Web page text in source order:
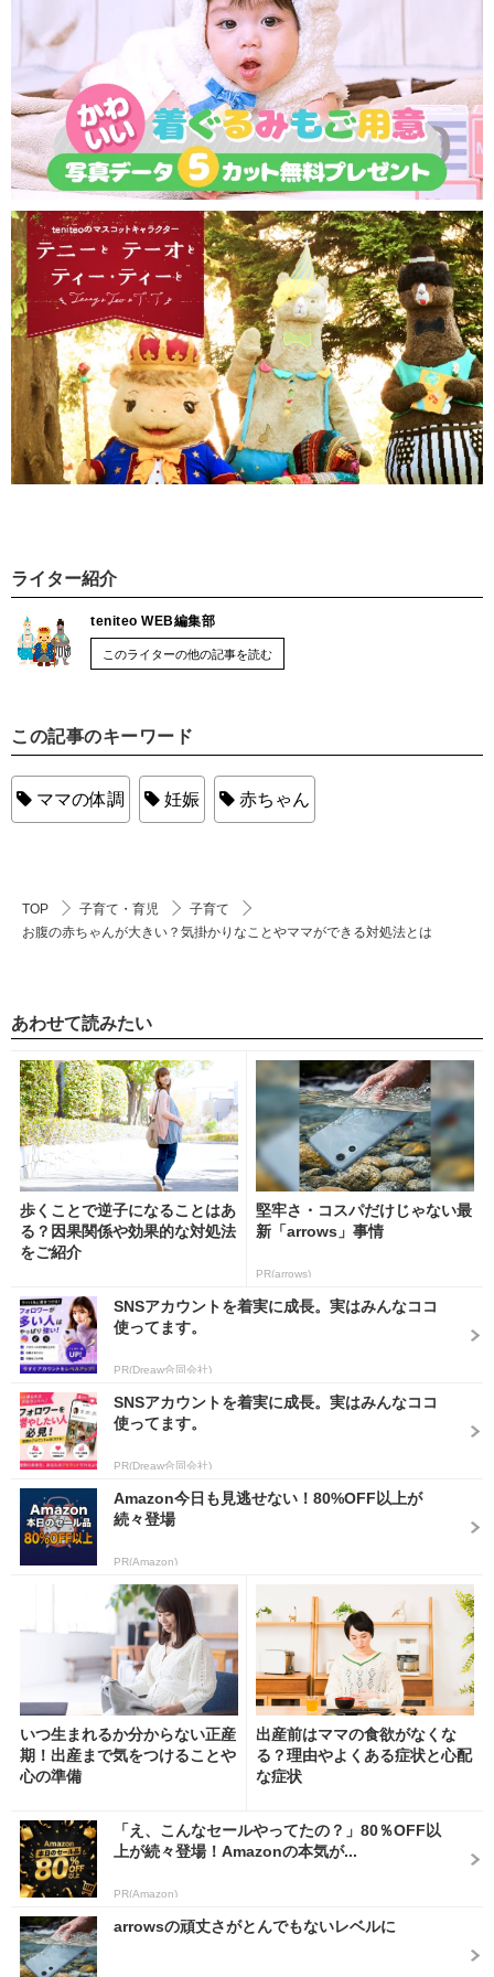
ライター紹介
teniteo WEB編集部
このライターの他の記事を読む
この記事のキーワード
ママの体調 妊娠 赤ちゃん
TOP 子育て・育児
子育て
お腹の赤ちゃんが大きい？気掛かりなことやママができる対処法とは
あわせて読みたい
歩くことで逆子になることはあ
る？因果関係や効果的な対処法
をご紹介
堅牢さ・コスパだけじゃない最
新「arrows」事情
PR(arrows)
SNSアカウントを着実に成長。実はみんなココ
使ってます。
PR(Dreaw合同会社)
SNSアカウントを着実に成長。実はみんなココ
使ってます。
PR(Dreaw合同会社)
Amazon今日も見逃せない！80%OFF以上が
続々登場
PR(Amazon)
いつ生まれるか分からない正産
期！出産まで気をつけることや
心の準備
出産前はママの食欲がなくな
る？理由やよくある症状と心配
な症状
「え、こんなセールやってたの？」80％OFF以
上が続々登場！Amazonの本気が...
PR(Amazon)
arrowsの頑丈さがとんでもないレベルに